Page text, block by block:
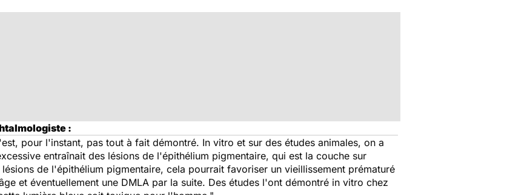
:
pour l'instant, pas tout à fait démontré. In vitro et sur des études animales, on a
entraînait des lésions de l'épithélium pigmentaire, qui est la couche sur
de l'épithélium pigmentaire, cela pourrait favoriser un vieillissement prématuré
et éventuellement une DMLA par la suite. Des études l'ont démontré in vitro chez